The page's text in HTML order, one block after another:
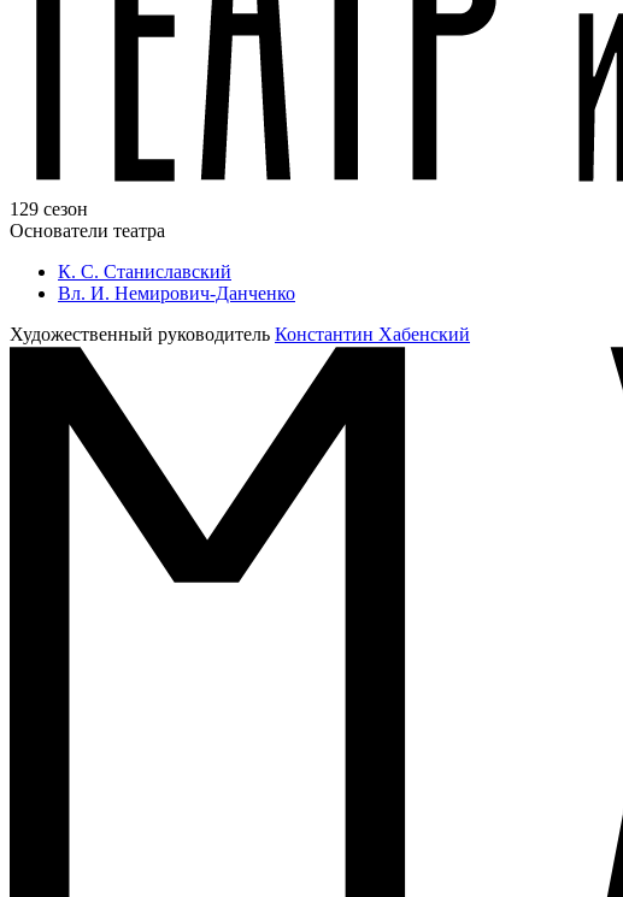
129 сезон
Основатели театра
К. С. Станиславский
Вл. И. Немирович-Данченко
Художественный руководитель Константин Хабенский